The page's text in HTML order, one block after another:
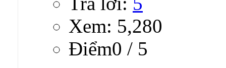
Xem: 5,280
Ðiểm0 / 5